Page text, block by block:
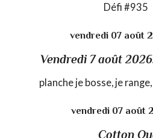
Défi
vendredi 07 août
Vendredi 7 août
planche je bosse, je
vendredi 07 août
Cotton